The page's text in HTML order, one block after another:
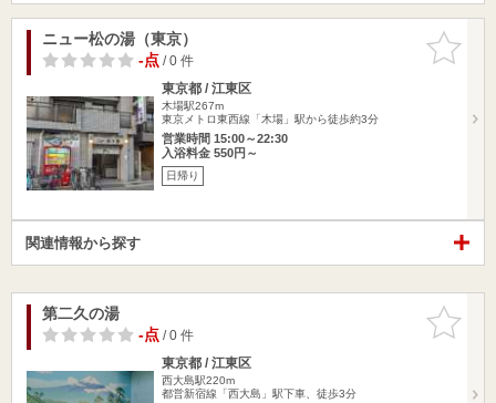
お気に入
りに追加
ニュー松の湯（東京）
-点/ 0 件
東京都 / 江東区
木場駅267m
東京メトロ東西線「木場」駅から徒歩約3分
営業時間 15:00～22:30
入浴料金 550円～
日帰り
関連情報から探す
お気に入
りに追加
第二久の湯
-点/ 0 件
東京都 / 江東区
西大島駅220m
都営新宿線「西大島」駅下車、徒歩3分